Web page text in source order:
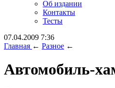
Об издании
Контакты
Тесты
07.04.2009 7:36
Главная ← Разное ←
Автомобиль-